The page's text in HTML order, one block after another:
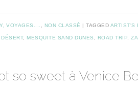
VOYAGES.... NON CLASSÉ TAGGED ARTIST'S
DÉSERT, MESQUITE SAND DUNES ROAD TRIP ,
so sweet à Venice